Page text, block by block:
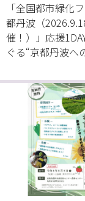
「全国都市緑化
都丹波（
催！）」応援
ぐる“京都丹波へ